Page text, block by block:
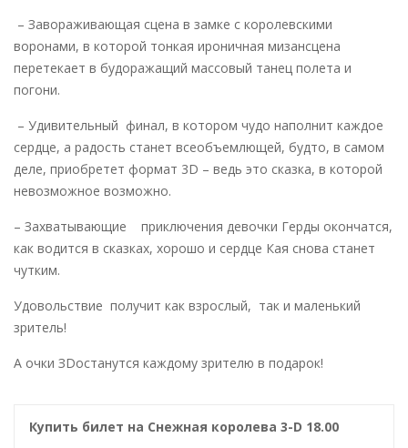
– Завораживающая сцена в замке с королевскими
воронами, в которой тонкая ироничная мизансцена
перетекает в будоражащий массовый танец полета и
погони.
– Удивительный финал, в котором чудо наполнит каждое
сердце, а радость станет всеобъемлющей, будто, в самом
деле, приобретет формат 3D – ведь это сказка, в которой
невозможное возможно.
– Захватывающие приключения девочки Герды окончатся,
как водится в сказках, хорошо и сердце Кая снова станет
чутким.
Удовольствие получит как взрослый, так и маленький
зритель!
А очки ЗDостанутся каждому зрителю в подарок!
Купить билет на Снежная королева 3-D 18.00